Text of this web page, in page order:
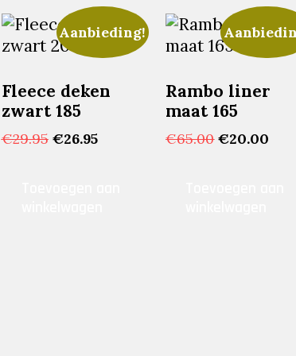
Aanbieding!
Fleece deken
zwart 185
€29.95 Oorspronkelijke
€26.95Huidige
Rambo liner
maat 165
€65.00 €20.00